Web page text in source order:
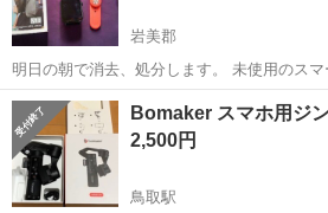
岩美郡
明日の朝で消去、処分します。 未使用のス
す。 箱や取り換えバンドや充電器、説明書
で取り引き出来たら、お願い致します。 他の
たら大丈夫です。
鳥取 岩美郡 スマートウォ
Bomaker スマホ用ジ
2,500円
鳥取駅